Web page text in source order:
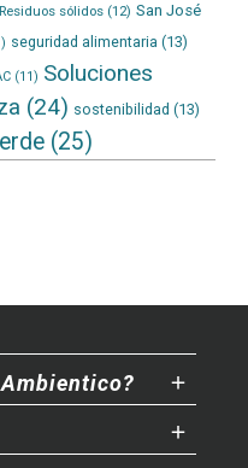
Residuos sólidos(12) San José
seguridad alimentaria (13)
(11) Soluciones
(24) sostenibilidad (13)
(25)